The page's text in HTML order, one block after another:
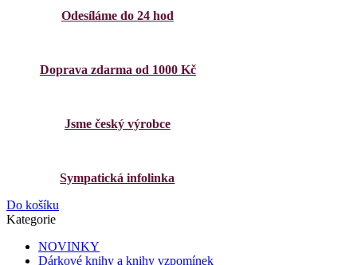
Odesíláme do 24 hod
Doprava zdarma od 1000 Kč
Jsme český výrobce
Sympatická infolinka
Do košíku
Kategorie
NOVINKY
Dárkové knihy a knihy vzpomínek